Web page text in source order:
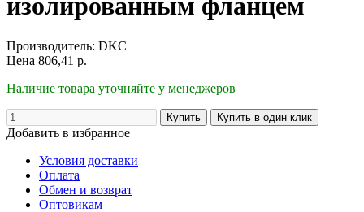
изолированным фланцем
Производитель: DKC
Цена 806,41 р.
Наличие товара уточняйте у менеджеров
Добавить в избранное
Условия доставки
Оплата
Обмен и возврат
Оптовикам